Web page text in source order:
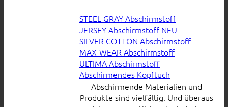
STEEL GRAY Abschirmstoff
JERSEY Abschirmstoff
SILVER COTTON Abschirmstoff
MAX-WEAR Abschirmstoff
ULTIMA Abschirmstoff
Abschirmendes Kopftuch
Abschirmende Materialien und
Produkte sind vielfältig. Und überaus